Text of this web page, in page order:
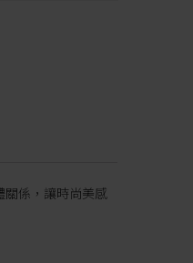
關係，讓時尚美感